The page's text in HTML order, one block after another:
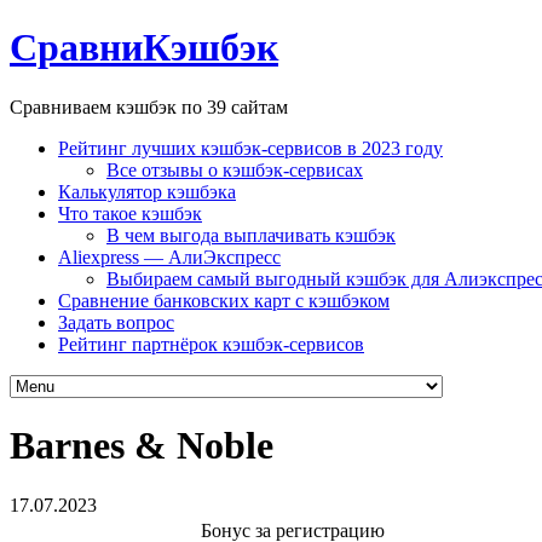
СравниКэшбэк
Сравниваем кэшбэк по 39 сайтам
Рейтинг лучших кэшбэк-сервисов в 2023 году
Все отзывы о кэшбэк-сервисах
Калькулятор кэшбэка
Что такое кэшбэк
В чем выгода выплачивать кэшбэк
Aliexpress — АлиЭкспресс
Выбираем самый выгодный кэшбэк для
Сравнение банковских карт с кэшбэком
Задать вопрос
Рейтинг партнёрок кэшбэк-сервисов
Barnes & Noble
17.07.2023
Бонус за регистрацию